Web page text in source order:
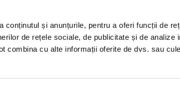
conținutul și anunțurile, pentru a oferi funcții de
de rețele sociale, de publicitate și de analize
combina cu alte informații oferite de dvs. sau